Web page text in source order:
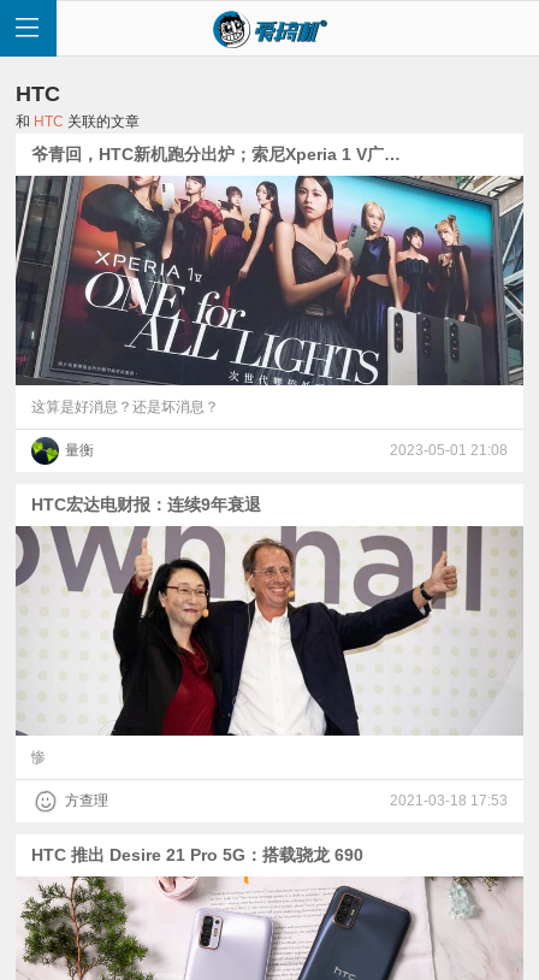
首
快
讯
评
视
频
科
普
验
专
HTC
和 HTC 关联的文章
爷青回，HTC新机跑分出炉；索尼Xperia 1 V广告牌现身:“双倍降噪感光元件”
这算是好消息？还是坏消息？
量衡 2023-05-01 21:08
HTC宏达电财报：连续9年衰退
惨
方查理 2021-03-18 17:53
HTC 推出 Desire 21 Pro 5G：搭载骁龙 690